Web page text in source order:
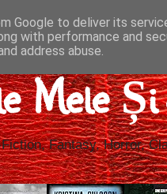
Mele
Fantasy, Horror,
Google to deliver its
with performance and
address abuse.